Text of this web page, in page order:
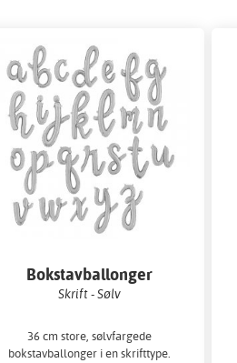
Bokstavballonger
Skrift - Sølv
36 cm store, sølvfargede
bokstavballonger i en skrifttype.